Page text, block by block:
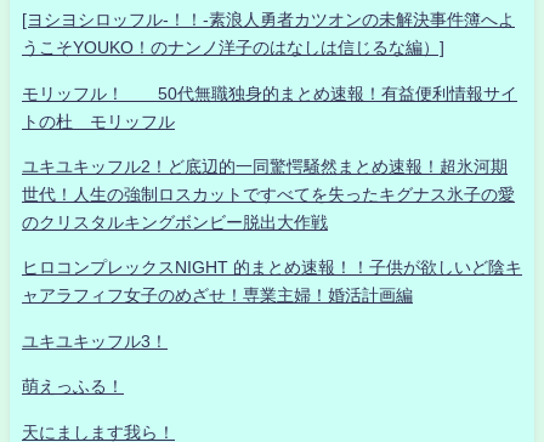
[ヨシヨシロッフル-！！-素浪人勇者カツオンの未解決事件簿へよ
うこそYOUKO！のナンノ洋子のはなしは信じるな編）]
モリッフル！ 50代無職独身的まとめ速報！有益便利情報サイ
トの杜 モリッフル
ユキユキッフル2！ど底辺的一同驚愕騒然まとめ速報！超氷河期
世代！人生の強制ロスカットですべてを失ったキグナス氷子の愛
のクリスタルキングボンビー脱出大作戦
ヒロコンプレックスNIGHT 的まとめ速報！！子供が欲しいど陰キ
ャアラフィフ女子のめざせ！専業主婦！婚活計画編
ユキユキッフル3！
萌えっふる！
天にまします我ら！